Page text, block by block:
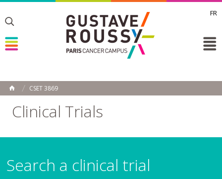
FR
Toggle
Toggle
HOME
CSET 3869
Clinical Trials
Search a clinical trial